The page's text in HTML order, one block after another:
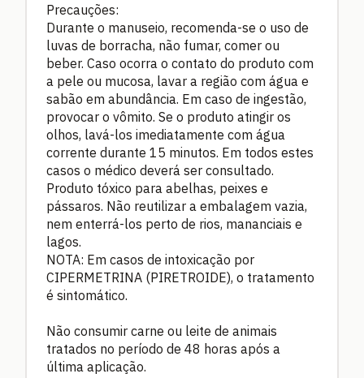
Precauções:
Durante o manuseio, recomenda-se o uso de
luvas de borracha, não fumar, comer ou
beber. Caso ocorra o contato do produto com
a pele ou mucosa, lavar a região com água e
sabão em abundância. Em caso de ingestão,
provocar o vômito. Se o produto atingir os
olhos, lavá-los imediatamente com água
corrente durante 15 minutos. Em todos estes
casos o médico deverá ser consultado.
Produto tóxico para abelhas, peixes e
pássaros. Não reutilizar a embalagem vazia,
nem enterrá-los perto de rios, mananciais e
lagos.
NOTA: Em casos de intoxicação por
CIPERMETRINA (PIRETROIDE), o tratamento
é sintomático.
Não consumir carne ou leite de animais
tratados no período de 48 horas após a
última aplicação.